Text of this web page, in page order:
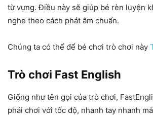
từ vựng. Điều này sẽ giúp bé rèn luyện
nghe theo cách phát âm chuẩn.
Chúng ta có thể để bé chơi trò chơi này
Trò chơi Fast English
Giống như tên gọi của trò chơi,
phải chơi với tốc độ, nhanh tay nhanh